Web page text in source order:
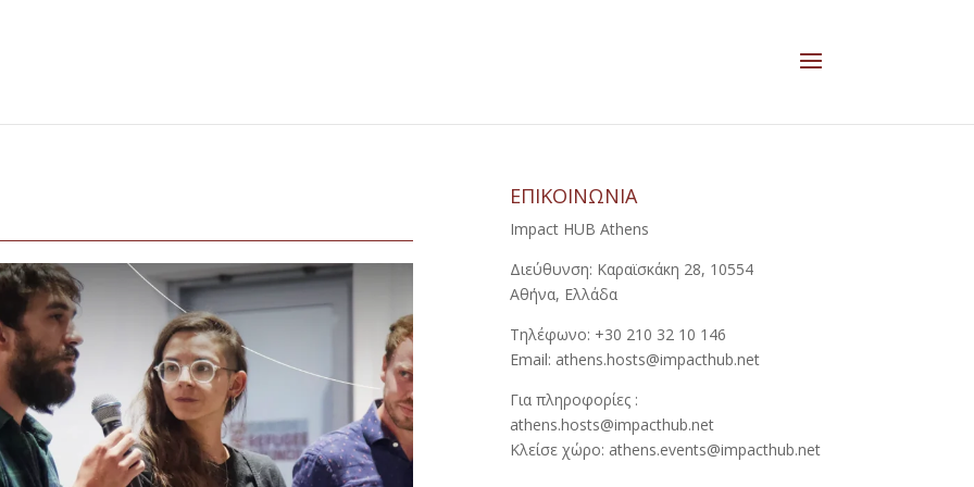
ΕΠΙΚΟΙΝΩΝΙΑ
Impact HUB Athens
Διεύθυνση: Καραϊσκάκη 28, 10554
Αθήνα, Ελλάδα
Τηλέφωνο: +30 210 32 10 146
Email: athens.hosts@impacthub.net
Για πληροφορίες :
athens.hosts@impacthub.net
Κλείσε χώρο: athens.events@impacthub.net